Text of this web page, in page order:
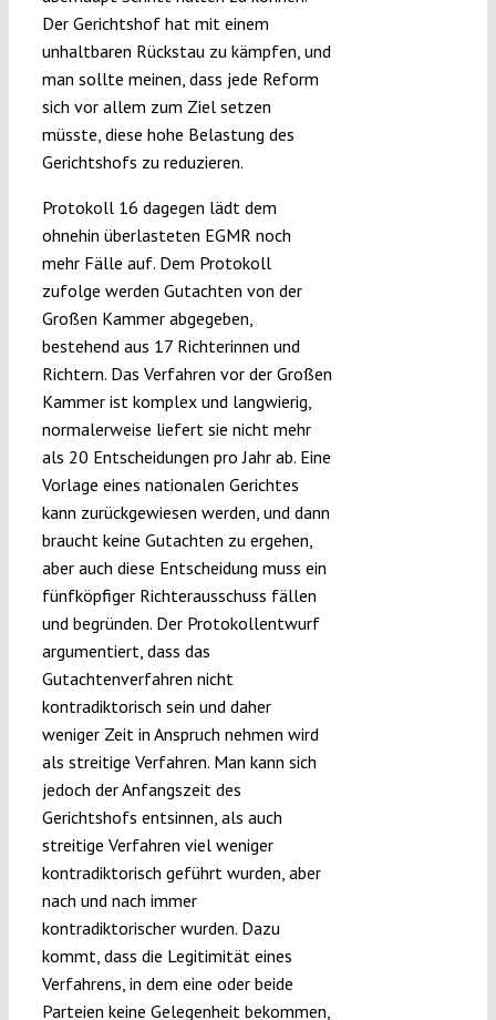
Der Gerichtshof hat mit einem
unhaltbaren Rückstau zu kämpfen, und
man sollte meinen, dass jede Reform
sich vor allem zum Ziel setzen
müsste, diese hohe Belastung des
Gerichtshofs zu reduzieren.
Protokoll 16 dagegen lädt dem
ohnehin überlasteten EGMR noch
mehr Fälle auf. Dem Protokoll
zufolge werden Gutachten von der
Großen Kammer abgegeben,
bestehend aus 17 Richterinnen und
Richtern. Das Verfahren vor der Großen
Kammer ist komplex und langwierig,
normalerweise liefert sie nicht mehr
als 20 Entscheidungen pro Jahr ab. Eine
Vorlage eines nationalen Gerichtes
kann zurückgewiesen werden, und dann
braucht keine Gutachten zu ergehen,
aber auch diese Entscheidung muss ein
fünfköpfiger Richterausschuss fällen
und begründen. Der Protokollentwurf
argumentiert, dass das
Gutachtenverfahren nicht
kontradiktorisch sein und daher
weniger Zeit in Anspruch nehmen wird
als streitige Verfahren. Man kann sich
jedoch der Anfangszeit des
Gerichtshofs entsinnen, als auch
streitige Verfahren viel weniger
kontradiktorisch geführt wurden, aber
nach und nach immer
kontradiktorischer wurden. Dazu
kommt, dass die Legitimität eines
Verfahrens, in dem eine oder beide
Parteien keine Gelegenheit bekommen,